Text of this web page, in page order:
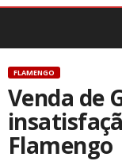
FLAMENGO
Venda de
Flamengo